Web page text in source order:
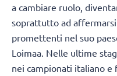
a cambiare ruolo,
soprattutto ad
promettenti nel suo
Loimaa. Nelle ultime
nei campionati italiano e